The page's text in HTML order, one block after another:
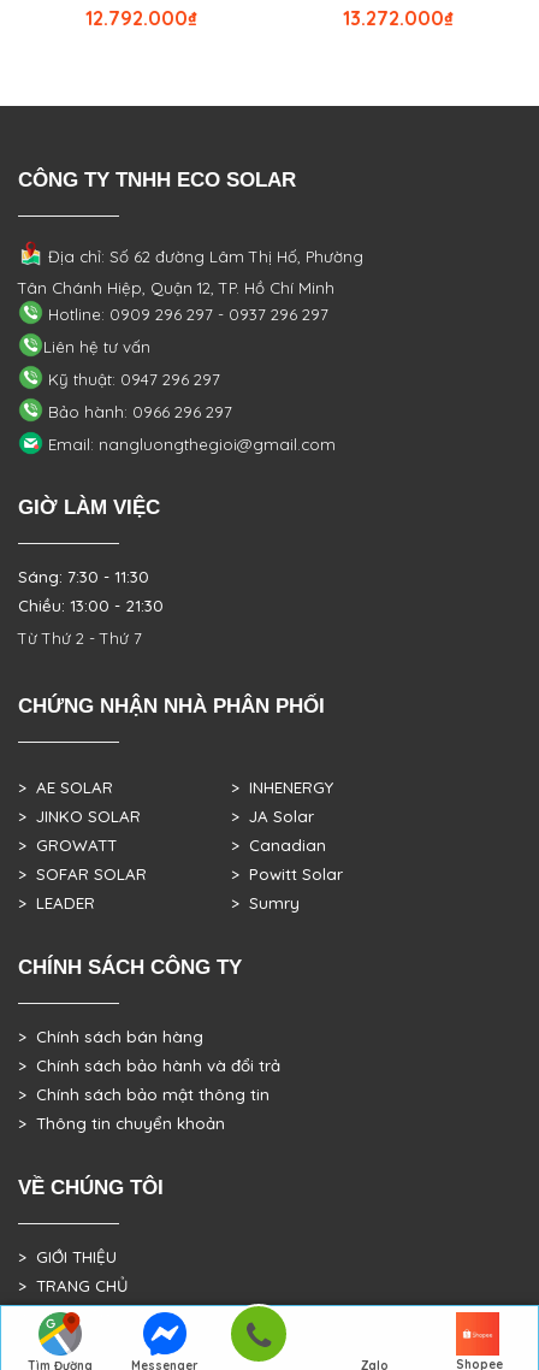
Tìm Đường Messenger Zalo Shopee
₫
12.792.000 ₫
13.272.000
CÔNG TY TNHH ECO SOLAR
Địa chỉ: Số 62 đường Lâm Thị Hố, Phường
Tân Chánh Hiệp, Quận 12, TP. Hồ Chí Minh
Hotline: 0909 296 297 - 0937 296 297
Liên hệ tư vấn
Kỹ thuật: 0947 296 297
Bảo hành: 0966 296 297
Email: nangluongthegioi@gmail.com
GIỜ LÀM VIỆC
Sáng: 7:30 - 11:30
Chiều: 13:00 - 21:30
Từ Thứ 2 - Thứ 7
CHỨNG NHẬN NHÀ PHÂN PHỐI
> AE SOLAR
> JINKO SOLAR
> GROWATT
> SOFAR SOLAR
> LEADER
> INHENERGY
> JA Solar
> Canadian
> Powitt Solar
> Sumry
CHÍNH SÁCH CÔNG TY
> Chính sách bán hàng
> Chính sách bảo hành và đổi trả
> Chính sách bảo mật thông tin
> Thông tin chuyển khoản
VỀ CHÚNG TÔI
> GIỚI THIỆU
> TRANG CHỦ
> DỰ ÁN THỰC TẾ